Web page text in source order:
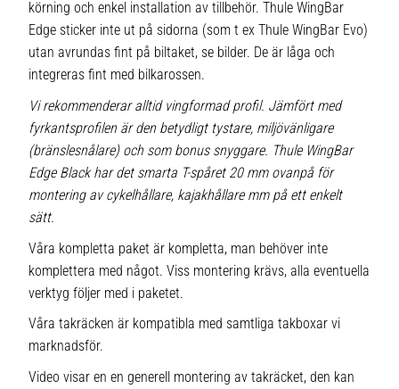
körning och enkel installation av tillbehör. Thule WingBar
Edge sticker inte ut på sidorna (som t ex Thule WingBar Evo)
utan avrundas fint på biltaket, se bilder. De är låga och
integreras fint med bilkarossen.
Vi rekommenderar alltid vingformad profil. Jämfört med
fyrkantsprofilen är den betydligt tystare, miljövänligare
(bränslesnålare) och som bonus snyggare. Thule WingBar
Edge Black har det smarta T-spåret 20 mm ovanpå för
montering av cykelhållare, kajakhållare mm på ett enkelt
sätt.
Våra kompletta paket är kompletta, man behöver inte
komplettera med något. Viss montering krävs, alla eventuella
verktyg följer med i paketet.
Våra takräcken är kompatibla med samtliga takboxar vi
marknadsför.
Video visar en en generell montering av takräcket, den kan